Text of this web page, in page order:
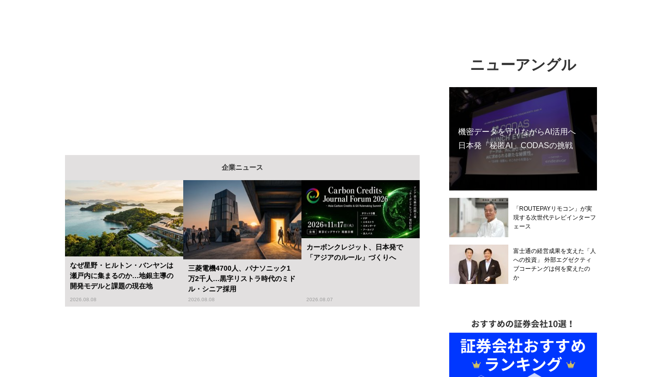
企業ニュース
なぜ星野・ヒルトン・バンヤンは
瀬戸内に集まるのか…地銀主導の
開発モデルと課題の現在地
2026.08.08
三菱電機4700人、パナソニック1
万2千人…黒字リストラ時代のミド
ル・シニア採用
2026.08.08
カーボンクレジット、日本発で
「アジアのルール」づくりへ
2026.08.07
ニューアングル
機密データを守りながらAI活用へ
日本発「秘匿AI」CODASの挑戦
「ROUTEPAYリモコン」が実
現する次世代テレビインターフ
ェース
富士通の経営成果を支えた「人
への投資」 外部エグゼクティ
ブコーチングは何を変えたの
か